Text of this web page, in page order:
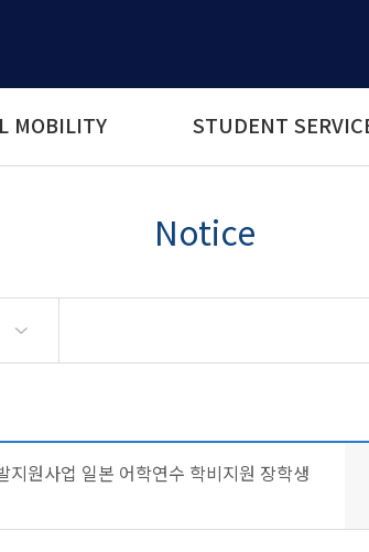
MOBILITY STUDENT
Notice
원사업 일본 어학연수 학비지원 장학생